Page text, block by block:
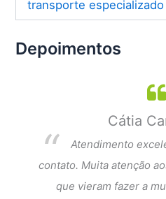
transporte
Depoimentos
Cátia
Atendimento
contato. Muita atenção
que vieram fazer a